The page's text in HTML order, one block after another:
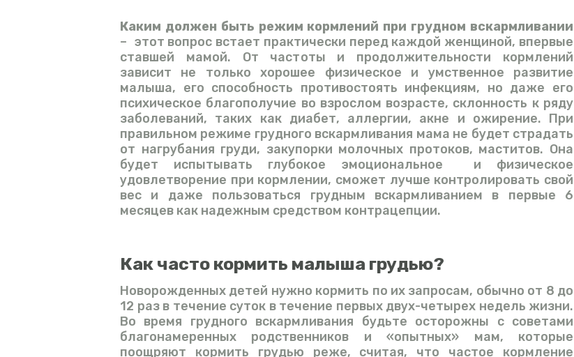
Каким должен быть режим кормлений при грудном вскармливании
– этот вопрос встает практически перед каждой женщиной, впервые
ставшей мамой. От частоты и продолжительности кормлений
зависит не только хорошее физическое и умственное развитие
малыша, его способность противостоять инфекциям, но даже его
психическое благополучие во взрослом возрасте, склонность к ряду
заболеваний, таких как диабет, аллергии, акне и ожирение. При
правильном режиме грудного вскармливания мама не будет страдать
от нагрубания груди, закупорки молочных протоков, маститов. Она
будет испытывать глубокое эмоциональное и физическое
удовлетворение при кормлении, сможет лучше контролировать свой
вес и даже пользоваться грудным вскармливанием в первые 6
месяцев как надежным средством контрацепции.
Как часто кормить малыша грудью?
Новорожденных детей нужно кормить по их запросам, обычно от 8 до
12 раз в течение суток в течение первых двух-четырех недель жизни.
Во время грудного вскармливания будьте осторожны с советами
благонамеренных родственников и «опытных» мам, которые
поощряют кормить грудью реже, считая, что частое кормление